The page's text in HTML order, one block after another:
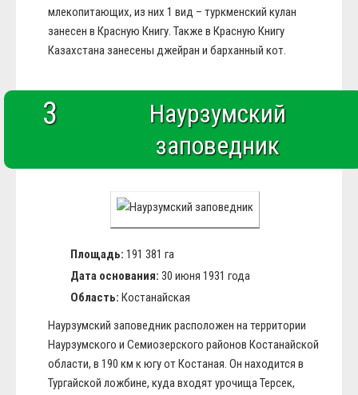
млекопитающих, из них 1 вид – туркменский кулан
занесен в Красную Книгу. Также в Красную Книгу
Казахстана занесены джейран и барханный кот.
3
Наурзумский
заповедник
Площадь: 191 381 га
Дата основания: 30 июня 1931 года
Область: Костанайская
Наурзумский заповедник расположен на территории
Наурзумского и Семиозерского районов Костанайской
области, в 190 км к югу от Костаная. Он находится в
Тургайской ложбине, куда входят урочища Терсек,